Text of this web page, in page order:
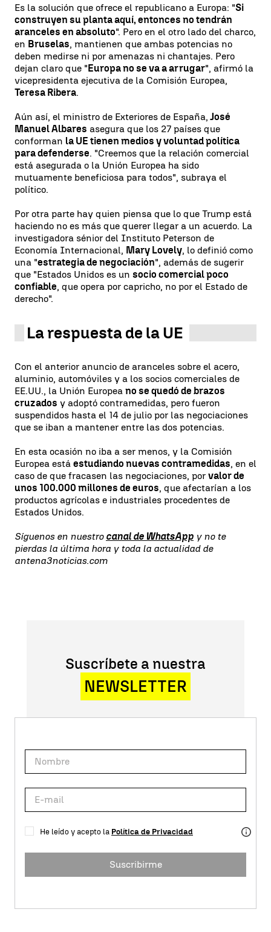
Es la solución que ofrece el republicano a Europa: "Si
construyen su planta aquí, entonces no tendrán
aranceles en absoluto". Pero en el otro lado del charco,
en Bruselas, mantienen que ambas potencias no
deben medirse ni por amenazas ni chantajes. Pero
dejan claro que "Europa no se va a arrugar", afirmó la
vicepresidenta ejecutiva de la Comisión Europea,
Teresa Ribera.
Aún así, el ministro de Exteriores de España, José
Manuel Albares asegura que los 27 países que
conforman la UE tienen medios y voluntad política
para defenderse. "Creemos que la relación comercial
está asegurada o la Unión Europea ha sido
mutuamente beneficiosa para todos", subraya el
político.
Por otra parte hay quien piensa que lo que Trump está
haciendo no es más que querer llegar a un acuerdo. La
investigadora sénior del Instituto Peterson de
Economía Internacional, Mary Lovely, lo definió como
una "estrategia de negociación", además de sugerir
que "Estados Unidos es un socio comercial poco
confiable, que opera por capricho, no por el Estado de
derecho".
La respuesta de la UE
Con el anterior anuncio de aranceles sobre el acero,
aluminio, automóviles y a los socios comerciales de
EE.UU., la Unión Europea no se quedó de brazos
cruzados y adoptó contramedidas, pero fueron
suspendidos hasta el 14 de julio por las negociaciones
que se iban a mantener entre las dos potencias.
En esta ocasión no iba a ser menos, y la Comisión
Europea está estudiando nuevas contramedidas, en el
caso de que fracasen las negociaciones, por valor de
unos 100.000 millones de euros, que afectarían a los
productos agrícolas e industriales procedentes de
Estados Unidos.
Síguenos en nuestro canal de WhatsApp y no te
pierdas la última hora y toda la actualidad de
antena3noticias.com
Suscríbete a nuestra
NEWSLETTER
He leído y acepto la Política de Privacidad
Suscribirme